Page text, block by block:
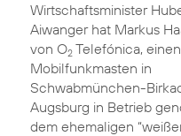
Wirtschaftsminister
Aiwanger hat Markus
von O2Telefónica,
Mobilfunkmasten in
Schwabmünchen-
Augsburg in Betrieb
dem ehemaligen